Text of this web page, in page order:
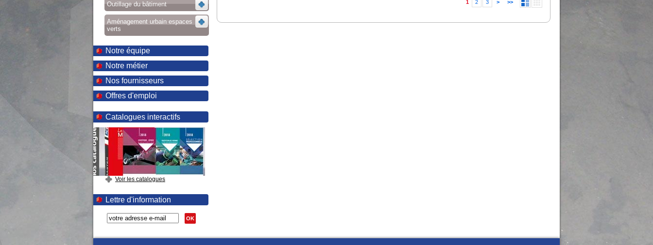
Outillage du bâtiment
Aménagement urbain espaces
verts
Notre équipe
Notre métier
Nos fournisseurs
Offres d'emploi
Catalogues interactifs
Voir les catalogues
Lettre d'information
OK
1 2 3 > >>